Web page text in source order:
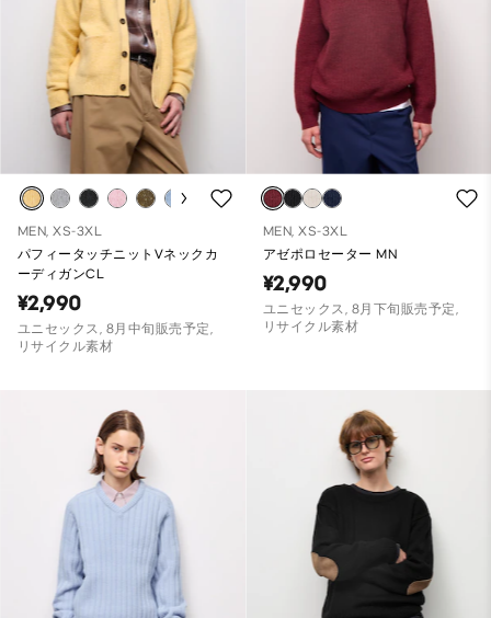
MEN, XS-3XL
パフィータッチニットVネックカ
ーディガンCL
¥2,990
ユニセックス, 8月中旬販売予定,
リサイクル素材
MEN, XS-3XL
アゼポロセーター MN
¥2,990
ユニセックス, 8月下旬販売予定,
リサイクル素材